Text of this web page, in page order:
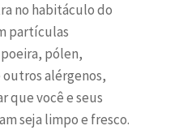
no habitáculo do
partículas
pólen,
alérgenos,
que você e seus
seja limpo e fresco.